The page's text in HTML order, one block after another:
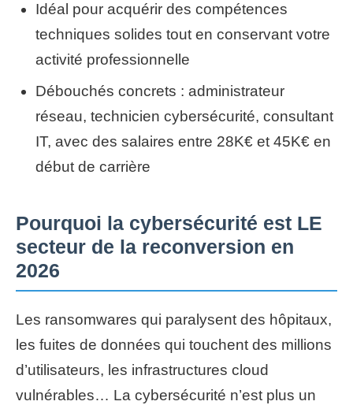
Idéal pour acquérir des compétences
techniques solides tout en conservant votre
activité professionnelle
Débouchés concrets : administrateur
réseau, technicien cybersécurité, consultant
IT, avec des salaires entre 28K€ et 45K€ en
début de carrière
Pourquoi la cybersécurité est LE
secteur de la reconversion en
2026
Les ransomwares qui paralysent des hôpitaux,
les fuites de données qui touchent des millions
d’utilisateurs, les infrastructures cloud
vulnérables… La cybersécurité n’est plus un